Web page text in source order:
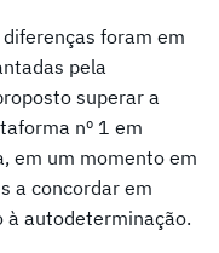
foram em
pela
superar a
nº 1 em
em um momento em
a concordar em
à autodeterminação.